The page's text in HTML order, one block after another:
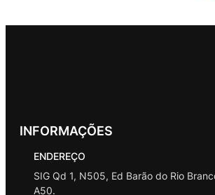
INFORMAÇÕES
ENDEREÇO
SIG Qd 1, N505, Ed Barão do Rio
A50.